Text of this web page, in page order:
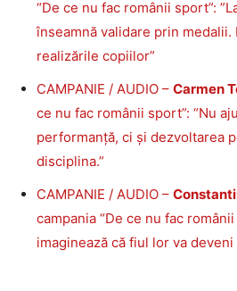
“De ce nu fac românii sport”:
înseamnă validare prin
realizările copiilor”
CAMPANIE / AUDIO – Carmen
ce nu fac românii sport”: “Nu
performanță, ci și dezvoltarea
disciplina.”
CAMPANIE / AUDIO –
campania “De ce nu fac
imaginează că fiul lor va